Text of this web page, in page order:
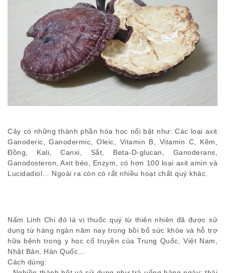
Cây có những thành phần hóa học nổi bật như: Các loại axit
Ganoderic, Ganodermic, Oleic, Vitamin B, Vitamin C, Kẽm,
Đồng, Kali, Canxi, Sắt, Beta-D-glucan, Ganoderans,
Ganodosteron, Axit béo, Enzym, có hơn 100 loại axit amin và
Lucidadiol… Ngoài ra còn có rất nhiều hoạt chất quý khác.
Nấm Linh Chi đỏ là vị thuốc quý từ thiên nhiên đã được sử
dụng từ hàng ngàn năm nay trong bồi bổ sức khỏe và hỗ trợ
hữa bệnh trong y học cổ truyền của Trung Quốc, Việt Nam,
Nhật Bản, Hàn Quốc…
Cách dùng: